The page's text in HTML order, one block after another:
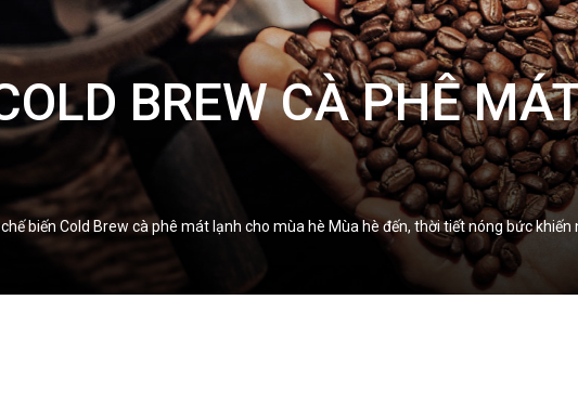
BREW CÀ PHÊ
biến Cold Brew cà phê mát lạnh cho mùa hè Mùa hè đến, thời tiết nóng bức